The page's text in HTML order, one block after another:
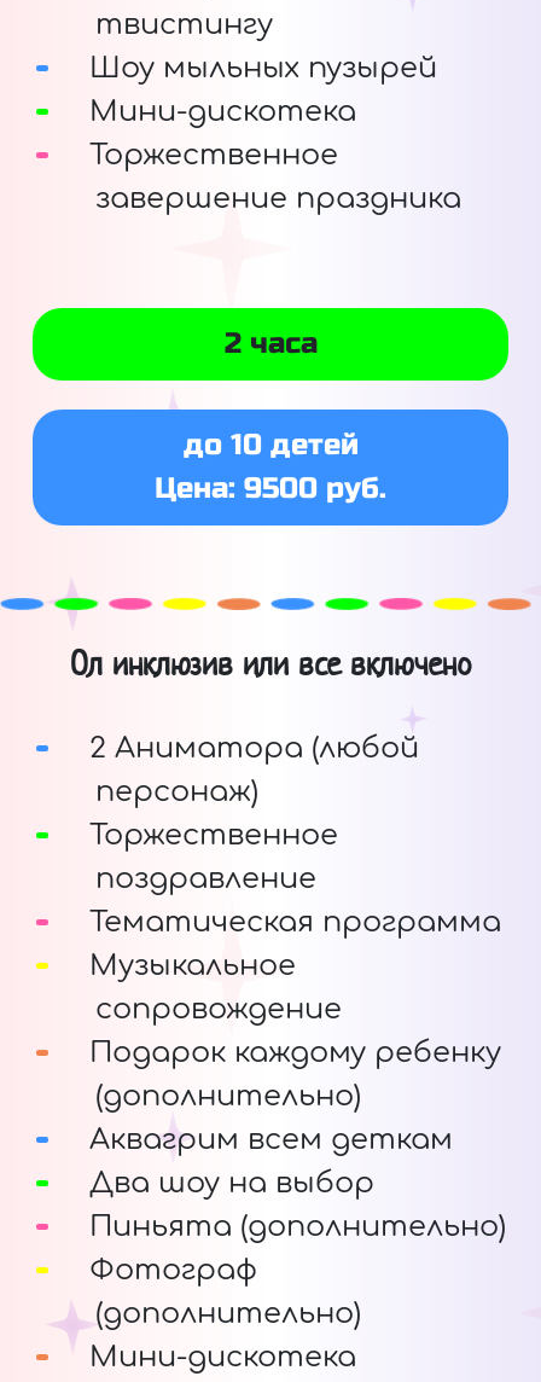
твистингу
Шоу мыльных пузырей
Мини-дискотека
Торжественное
завершение праздника
2 часа
до 10 детей
Цена: 9500 руб.
Ол инклюзив или все включено
2 Аниматора (любой
персонаж)
Торжественное
поздравление
Тематическая программа
Музыкальное
сопровождение
Подарок каждому ребенку
(дополнительно)
Аквагрим всем деткам
Два шоу на выбор
Пиньята (дополнительно)
Фотограф
(дополнительно)
Мини-дискотека